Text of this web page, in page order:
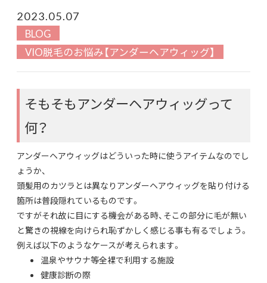
2023.05.07
BLOG
VIO脱毛のお悩み【アンダーヘアウィッグ】
そもそもアンダーヘアウィッグって
何？
アンダーヘアウィッグはどういった時に使うアイテムなのでし
ょうか、
頭髪用のカツラとは異なりアンダーヘアウィッグを貼り付ける
箇所は普段隠れているものです。
ですがそれ故に目にする機会がある時、そこの部分に毛が無い
と驚きの視線を向けられ恥ずかしく感じる事も有るでしょう。
例えば以下のようなケースが考えられます。
温泉やサウナ等全裸で利用する施設
健康診断の際